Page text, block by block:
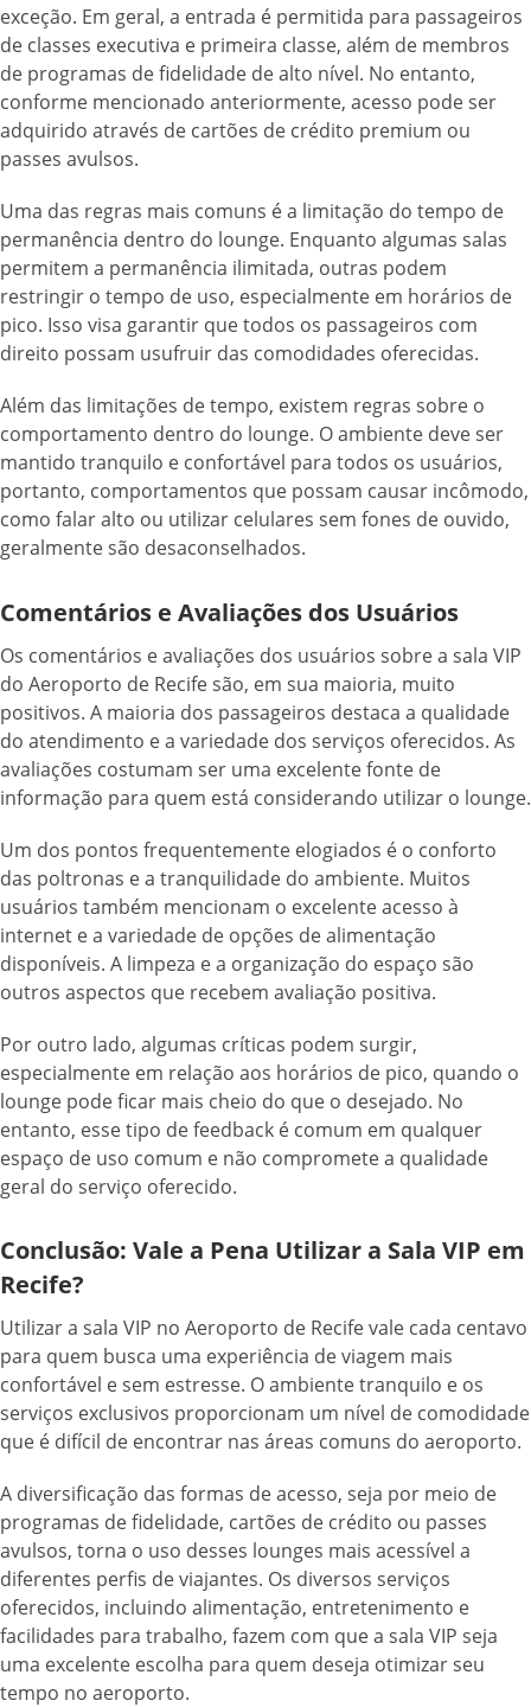
exceção. Em geral, a entrada é permitida para passageiros
de classes executiva e primeira classe, além de membros
de programas de fidelidade de alto nível. No entanto,
conforme mencionado anteriormente, acesso pode ser
adquirido através de cartões de crédito premium ou
passes avulsos.
Uma das regras mais comuns é a limitação do tempo de
permanência dentro do lounge. Enquanto algumas salas
permitem a permanência ilimitada, outras podem
restringir o tempo de uso, especialmente em horários de
pico. Isso visa garantir que todos os passageiros com
direito possam usufruir das comodidades oferecidas.
Além das limitações de tempo, existem regras sobre o
comportamento dentro do lounge. O ambiente deve ser
mantido tranquilo e confortável para todos os usuários,
portanto, comportamentos que possam causar incômodo,
como falar alto ou utilizar celulares sem fones de ouvido,
geralmente são desaconselhados.
Comentários e Avaliações dos Usuários
Os comentários e avaliações dos usuários sobre a sala VIP
do Aeroporto de Recife são, em sua maioria, muito
positivos. A maioria dos passageiros destaca a qualidade
do atendimento e a variedade dos serviços oferecidos. As
avaliações costumam ser uma excelente fonte de
informação para quem está considerando utilizar o lounge.
Um dos pontos frequentemente elogiados é o conforto
das poltronas e a tranquilidade do ambiente. Muitos
usuários também mencionam o excelente acesso à
internet e a variedade de opções de alimentação
disponíveis. A limpeza e a organização do espaço são
outros aspectos que recebem avaliação positiva.
Por outro lado, algumas críticas podem surgir,
especialmente em relação aos horários de pico, quando o
lounge pode ficar mais cheio do que o desejado. No
entanto, esse tipo de feedback é comum em qualquer
espaço de uso comum e não compromete a qualidade
geral do serviço oferecido.
Conclusão: Vale a Pena Utilizar a Sala VIP em
Recife?
Utilizar a sala VIP no Aeroporto de Recife vale cada centavo
para quem busca uma experiência de viagem mais
confortável e sem estresse. O ambiente tranquilo e os
serviços exclusivos proporcionam um nível de comodidade
que é difícil de encontrar nas áreas comuns do aeroporto.
A diversificação das formas de acesso, seja por meio de
programas de fidelidade, cartões de crédito ou passes
avulsos, torna o uso desses lounges mais acessível a
diferentes perfis de viajantes. Os diversos serviços
oferecidos, incluindo alimentação, entretenimento e
facilidades para trabalho, fazem com que a sala VIP seja
uma excelente escolha para quem deseja otimizar seu
tempo no aeroporto.